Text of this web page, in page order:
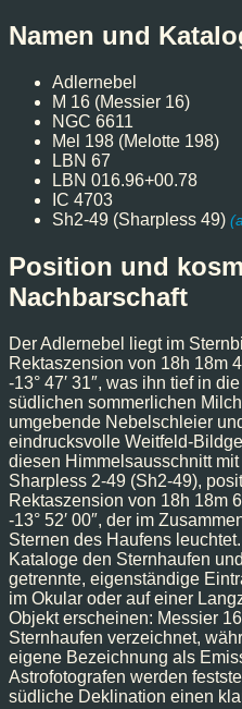
Namen und
Adlernebel
M 16 (Messier 16)
NGC 6611
Mel 198 (Melotte 198)
LBN 67
LBN 016.96+00.78
IC 4703
Sh2-49 (Sharpless 49)
Position und
Nachbarschaft
Der Adlernebel liegt im
Rektaszension von 18h 18m
-13° 47′ 31″, was ihn tief in
südlichen sommerlichen
umgebende Nebelschleier
eindrucksvolle Weitfeld-
diesen Himmelsausschnitt
Sharpless 2-49 (Sh2-49),
Rektaszension von 18h 18m
-13° 52′ 00″, der im
Sternen des Haufens
Kataloge den Sternhaufen
getrennte, eigenständige
im Okular oder auf einer
Objekt erscheinen: Messier
Sternhaufen verzeichnet,
eigene Bezeichnung als
Astrofotografen werden
südliche Deklination einen